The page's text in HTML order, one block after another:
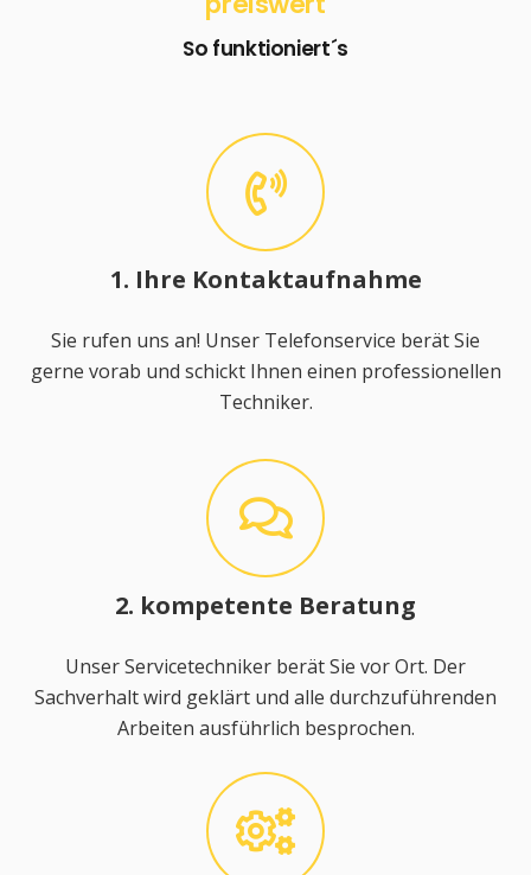
So funktioniert´s
1. Ihre Kontaktaufnahme
Sie rufen uns an! Unser Telefonservice berät Sie
gerne vorab und schickt Ihnen einen professionellen
Techniker.
2. kompetente Beratung
Unser Servicetechniker berät Sie vor Ort. Der
Sachverhalt wird geklärt und alle durchzuführenden
Arbeiten ausführlich besprochen.